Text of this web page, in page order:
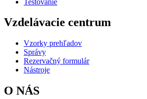
Vzdelávacie centrum
Vzorky prehľadov
Správy
Rezervačný formulár
Nástroje
O NÁS